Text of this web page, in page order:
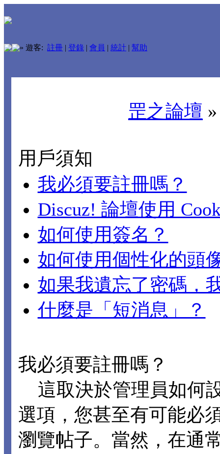
» 遊客: 註冊 | 登錄 | 會員 | 統計 | 幫助
罡之論壇
用戶須知
我必須要註冊嗎？
Discuz! 論壇使用
如何使用簽名？
如何使用個性化的頭
如果我遺忘了密碼，
什麼是「短消息」？
我必須要註冊嗎？
這取決於管理員如何
選項，您甚至有可能必
瀏覽帖子。當然，在通